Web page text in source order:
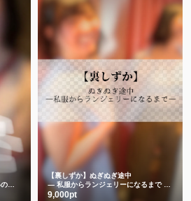
【裏しずか】着てるの？着てないの？エッチな巫女ちゃん
【裏しずか】ぬぎぬぎ途中
― 私服からランジェリーになるまで ―🫣💕
9,000pt